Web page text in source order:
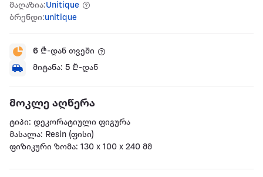
მაღაზია:Unitique
ბრენდი:unitique
6 ₾-დან თვეში
მიტანა: 5 ₾-დან
მოკლე აღწერა
ტიპი: დეკორატიული ფიგურა
მასალა: Resin (ფისი)
ფიზიკური ზომა: 130 x 100 x 240 მმ